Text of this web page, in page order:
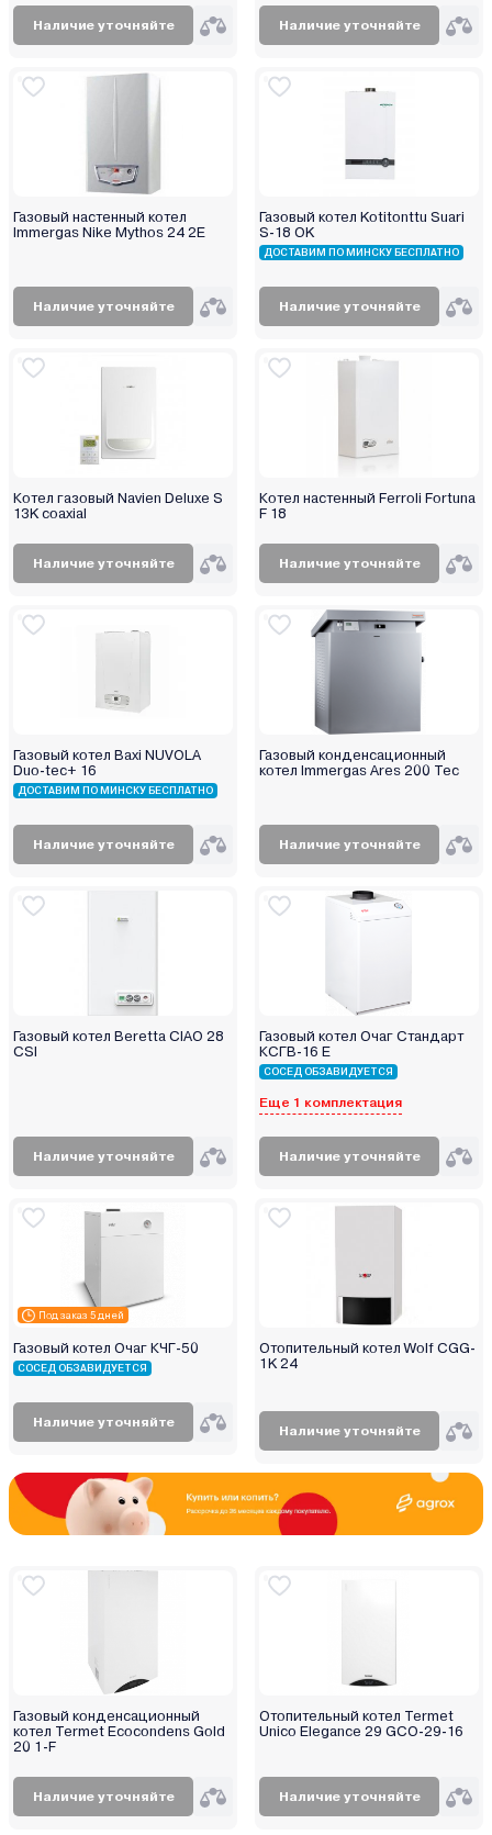
Наличие уточняйте Наличие уточняйте
Газовый настенный котел
Immergas Nike Mythos 24 2E
Наличие уточняйте
Газовый котел Kotitonttu Suari
S-18 OK
ДОСТАВИМ ПО МИНСКУ БЕСПЛАТНО
Наличие уточняйте
Котел газовый Navien Deluxe S
13K coaxial
Наличие уточняйте
Котел настенный Ferroli Fortuna
F 18
Наличие уточняйте
Газовый котел Baxi NUVOLA
Duo-tec+ 16
ДОСТАВИМ ПО МИНСКУ БЕСПЛАТНО
Наличие уточняйте
Газовый конденсационный
котел Immergas Ares 200 Tec
Наличие уточняйте
Газовый котел Beretta CIAO 28
CSI
Наличие уточняйте
Газовый котел Очаг Стандарт
КСГВ-16 Е
СОСЕД ОБЗАВИДУЕТСЯ
Еще 1 комплектация
Наличие уточняйте
Под заказ 5 дней
Газовый котел Очаг КЧГ-50
СОСЕД ОБЗАВИДУЕТСЯ
Наличие уточняйте
Отопительный котел Wolf CGG-
1K 24
Наличие уточняйте
Газовый конденсационный
котел Termet Ecocondens Gold
20 1-F
Наличие уточняйте
Отопительный котел Termet
Unico Elegance 29 GCO-29-16
Наличие уточняйте